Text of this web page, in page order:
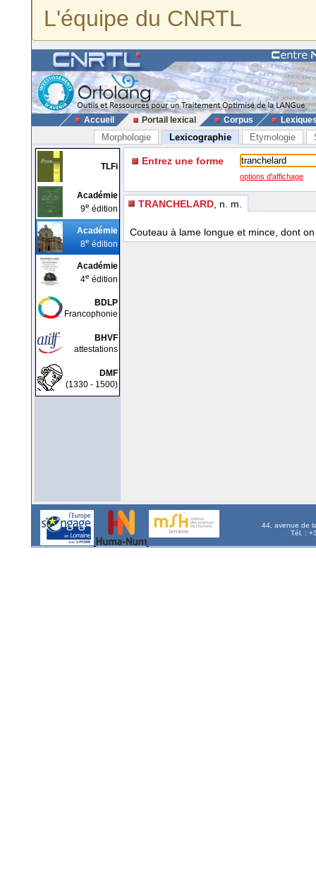
L'équipe du CNRTL
Accueil Portail lexical Corpus
Morphologie Lexicographie Etymologie
TLFi
Académie
9e édition
Académie
8e édition
Académie
4e édition
BDLP
Francophonie
BHVF
attestations
DMF
(1330 - 1500)
Entrez une forme
options d'affichage
TRANCHELARD , n. m.
Couteau à lame longue et mince, dont
44, avenue de
Tél. :